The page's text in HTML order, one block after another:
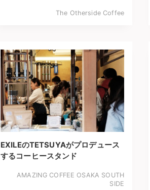
The Otherside Coffee
EXILEのTETSUYAがプロデュース
するコーヒースタンド
AMAZING COFFEE OSAKA SOUTH
SIDE